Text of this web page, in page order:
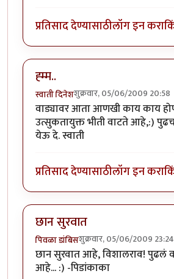
प्रतिसाद देण्यासाठीलॉग इन करा
ह्म्म..
स्वाती दिनेशशुक्रवार, 05/06/2009 20:58
वाड्यावर आता आणखी काय काय
उत्सुकतायुक्त भीती वाटते आहे,:)
येऊ दे. स्वाती
प्रतिसाद देण्यासाठीलॉग इन करा
छान सुरवात
पिवळा डांबिसशुक्रवार, 05/06/2009 23:24
छान सुरवात आहे, विशालराव! पुढलं
आहे... :) -पिडांकाका